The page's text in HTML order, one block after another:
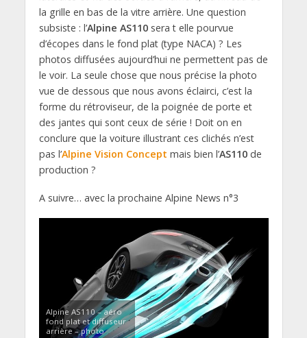
la grille en bas de la vitre arrière. Une question
subsiste : l’Alpine AS110sera t elle pourvue
d’écopes dans le fond plat (type NACA) ? Les
photos diffusées aujourd’hui ne permettent pas de
le voir. La seule chose que nous précise la photo
vue de dessous que nous avons éclairci, c’est la
forme du rétroviseur, de la poignée de porte et
des jantes qui sont ceux de série ! Doit on en
conclure que la voiture illustrant ces clichés n’est
pas l’Alpine Vision Concept mais bien l’AS110de
production ?
A suivre… avec la prochaine Alpine News n°3
Alpine AS110 – aéro
fond plat et diffuseur
arrière – photo